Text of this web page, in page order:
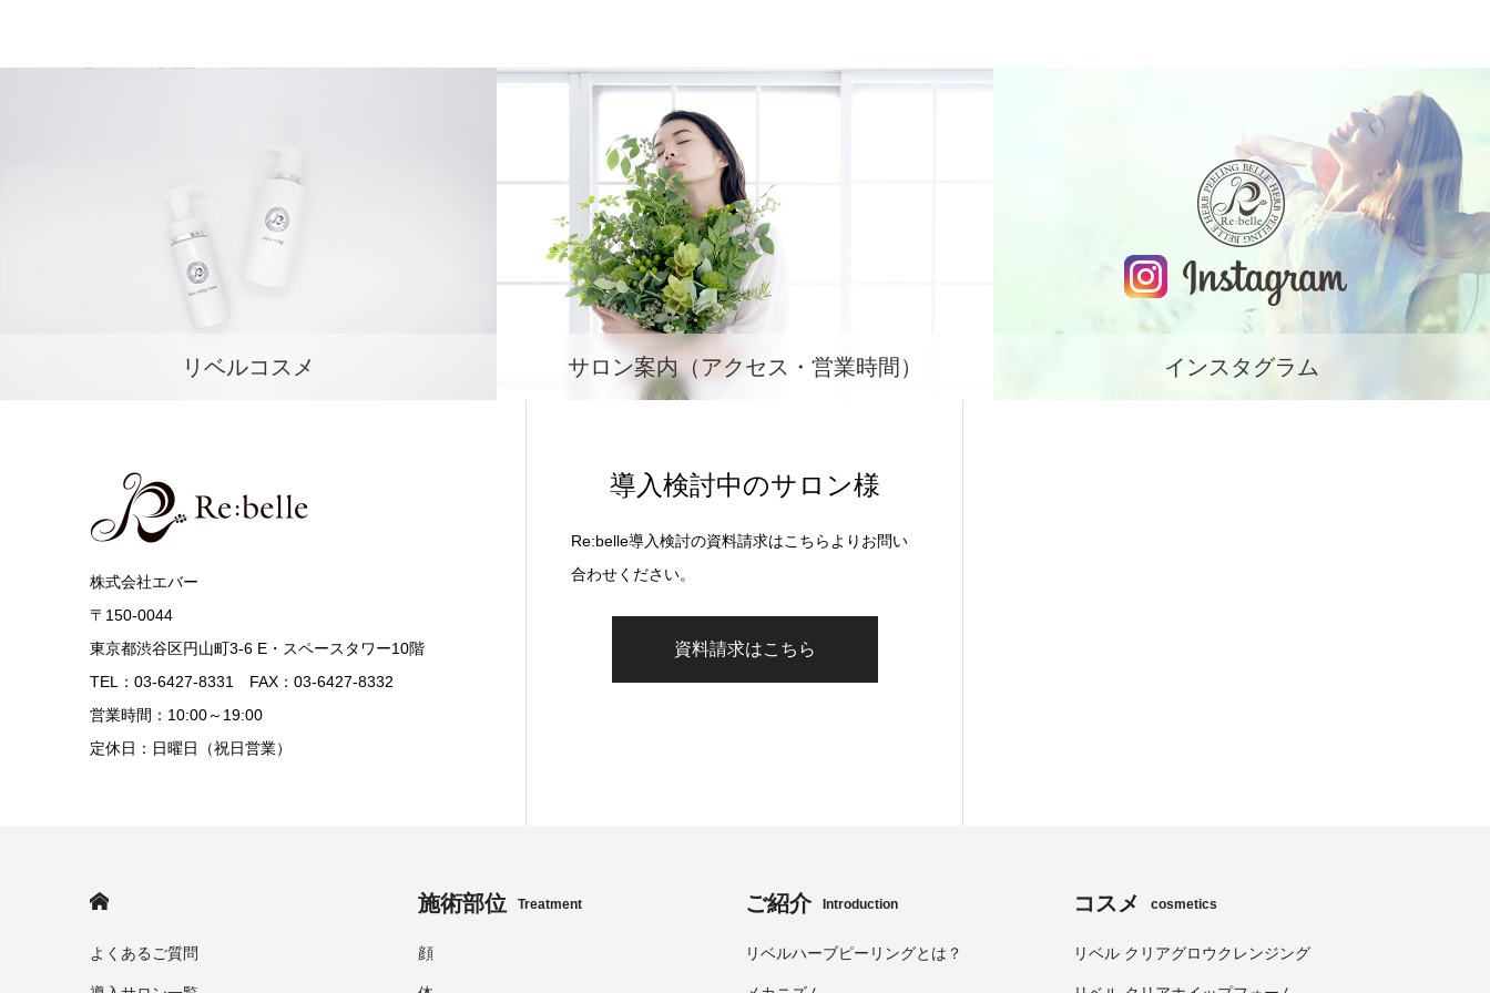
リベルコスメ サロン案内（アクセス・営業時間） インスタグラム
株式会社エバー
〒150-0044
東京都渋谷区円山町3-6 E・スペースタワー10階
TEL：03-6427-8331 FAX：03-6427-8332
営業時間：10:00～19:00
定休日：日曜日（祝日営業）
導入検討中のサロン様
Re:belle導入検討の資料請求はこちらよりお問い
合わせください。
資料請求はこちら
よくあるご質問
施術部位 Treatment
顔
ご紹介 Introduction
リベルハーブピーリングとは？
コスメ cosmetics
リベル クリアグロウクレンジング